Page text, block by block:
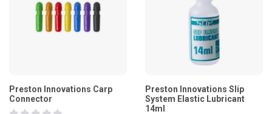
Preston Innovations Carp
Connector
Preston Innovations Slip
System Elastic Lubricant
14ml